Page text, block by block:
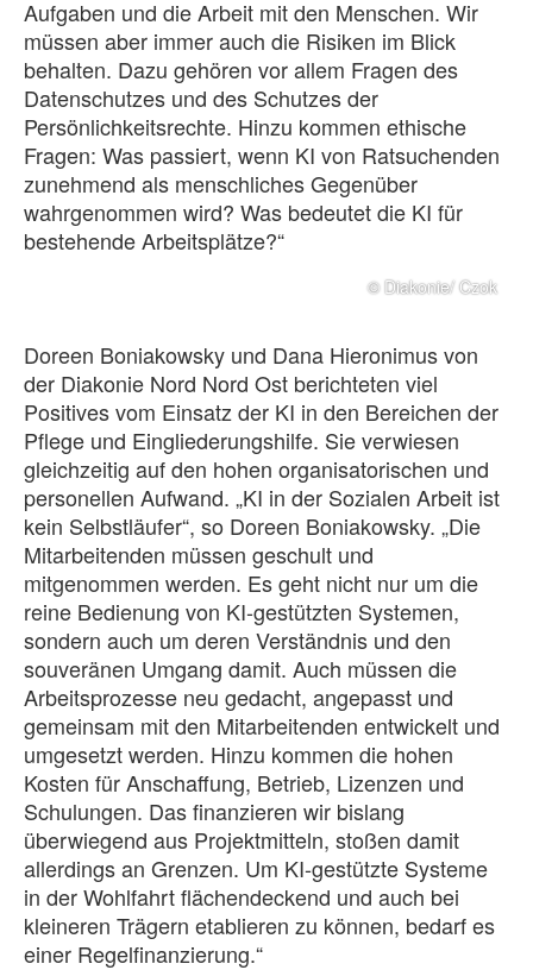
Aufgaben und die Arbeit mit den Menschen. Wir
müssen aber immer auch die Risiken im Blick
behalten. Dazu gehören vor allem Fragen des
Datenschutzes und des Schutzes der
Persönlichkeitsrechte. Hinzu kommen ethische
Fragen: Was passiert, wenn KI von Ratsuchenden
zunehmend als menschliches Gegenüber
wahrgenommen wird? Was bedeutet die KI für
bestehende Arbeitsplätze?“
© Diakonie/ Czok
Doreen Boniakowsky und Dana Hieronimus von
der Diakonie Nord Nord Ost berichteten viel
Positives vom Einsatz der KI in den Bereichen der
Pflege und Eingliederungshilfe. Sie verwiesen
gleichzeitig auf den hohen organisatorischen und
personellen Aufwand. „KI in der Sozialen Arbeit ist
kein Selbstläufer“, so Doreen Boniakowsky. „Die
Mitarbeitenden müssen geschult und
mitgenommen werden. Es geht nicht nur um die
reine Bedienung von KI-gestützten Systemen,
sondern auch um deren Verständnis und den
souveränen Umgang damit. Auch müssen die
Arbeitsprozesse neu gedacht, angepasst und
gemeinsam mit den Mitarbeitenden entwickelt und
umgesetzt werden. Hinzu kommen die hohen
Kosten für Anschaffung, Betrieb, Lizenzen und
Schulungen. Das finanzieren wir bislang
überwiegend aus Projektmitteln, stoßen damit
allerdings an Grenzen. Um KI-gestützte Systeme
in der Wohlfahrt flächendeckend und auch bei
kleineren Trägern etablieren zu können, bedarf es
einer Regelfinanzierung.“